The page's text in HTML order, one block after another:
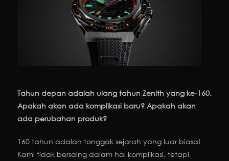
Tahun depan adalah ulang tahun Zenith yang ke-160.
Apakah akan ada komplikasi baru? Apakah akan
ada perubahan produk?
160 tahun adalah tonggak sejarah yang luar biasa!
Kami tidak bersaing dalam hal komplikasi, tetapi